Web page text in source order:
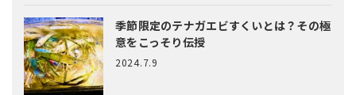
季節限定のテナガエビすくいとは？ その極
意をこっそり伝授
2024.7.9